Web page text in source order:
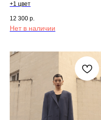
+1 цвет
12 300 р.
Нет в наличии